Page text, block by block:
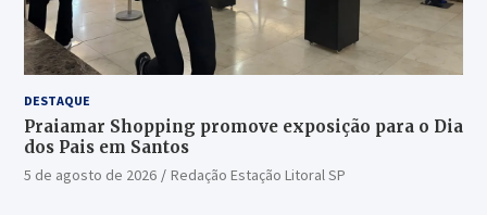
DESTAQUE
Praiamar Shopping promove exposição para o Dia
dos Pais em Santos
5 de agosto de 2026 Redação Estação Litoral SP